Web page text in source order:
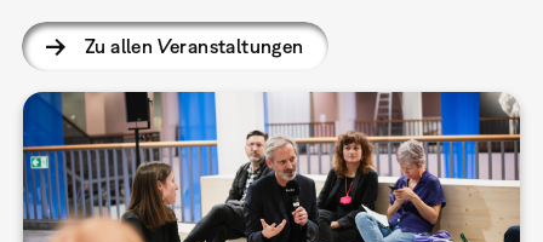
Zu allen Veranstaltungen